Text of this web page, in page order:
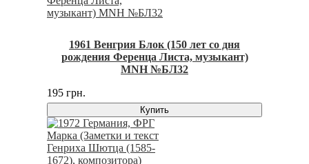
1961 Венгрия Блок (150 лет со дня
рождения Ференца Листа, музыкант)
MNH №БЛ32
195 грн.
Купить